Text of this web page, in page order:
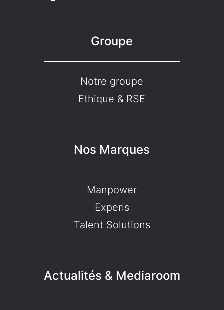
Groupe
Notre groupe
Ethique & RSE
Nos Marques
Manpower
Experis
Talent Solutions
Actualités & Mediaroom